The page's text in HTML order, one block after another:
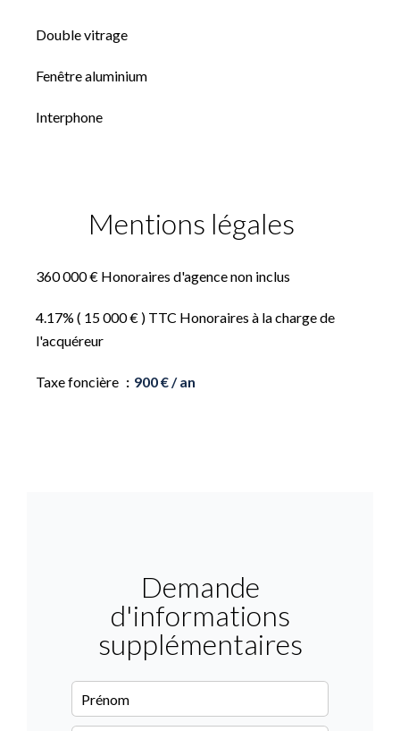
Double vitrage
Fenêtre aluminium
Interphone
Mentions légales
360 000 € Honoraires d'agence non inclus
4.17% ( 15 000 € ) TTC Honoraires à la charge de
l'acquéreur
Taxe foncière 900 € / an
Demande
d'informations
supplémentaires